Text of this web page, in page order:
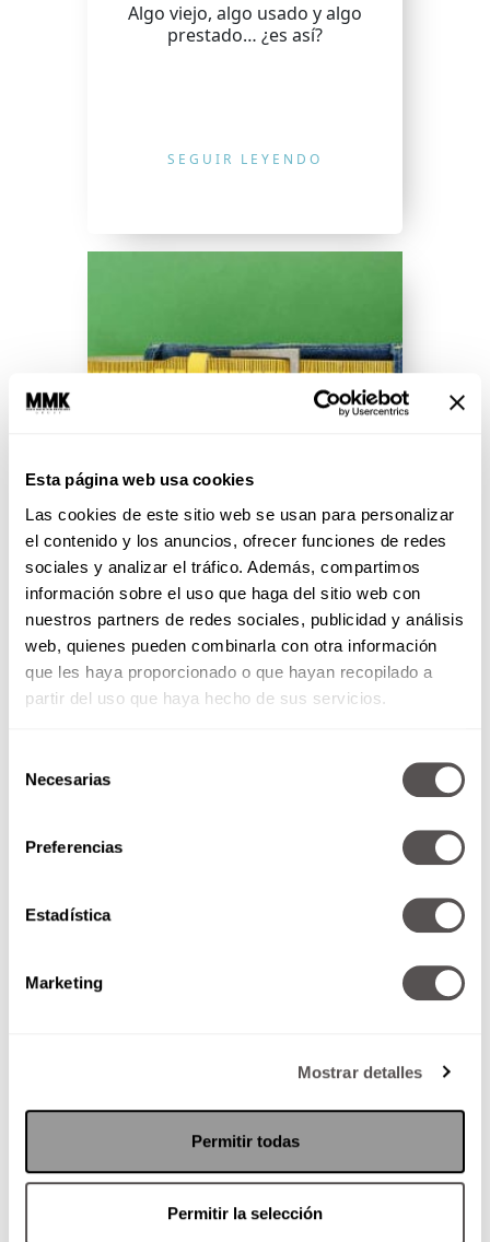
Esta página web usa cookies
Las cookies de este sitio web se usan para personalizar
el contenido y los anuncios, ofrecer funciones de redes
sociales y analizar el tráfico. Además, compartimos
información sobre el uso que haga del sitio web con
nuestros partners de redes sociales, publicidad y análisis
web, quienes pueden combinarla con otra información
que les haya proporcionado o que hayan recopilado a
partir del uso que haya hecho de sus servicios.
Necesarias
Preferencias
Estadística
Marketing
Mostrar detalles
Permitir todas
Permitir la selección
Algo viejo, algo usado y algo
prestado… ¿es así?
SEGUIR LEYENDO
10 cosas que NO debes hacer si
eres gordita
Ser de tallas grandes no te
excluye de estar a la moda, pero
tienes que cuidar más lo que te...
Moda Mexicana: Gustavo
Helguera